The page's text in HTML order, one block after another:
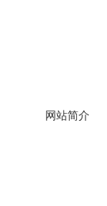
网站简介